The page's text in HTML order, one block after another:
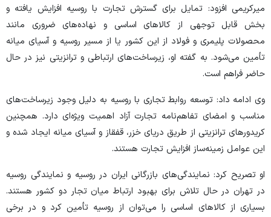
میرکریمی افزود: تمایل برای گسترش تجارت با روسیه افزایش یافته و
بخش قابل توجهی از کالا‌های اساسی و نهاده‌های ضروری مانند
محصولات پلیمری و فولاد از این کشور یا از مسیر روسیه و آسیای میانه
تأمین می‌شود. به گفته او، زیرساخت‌های ارتباطی و ترانزیتی نیز در حال
حاضر فراهم است.
وی ادامه داد: توسعه روابط تجاری با روسیه به دلیل وجود زیرساخت‌های
مناسب و امضای تفاهم‌نامه تجارت آزاد اهمیت ویژه‌ای دارد. همچنین
کریدور‌های ترانزیتی از طریق دریای خزر، قفقاز و آسیای میانه ایجاد شده و
این عوامل زمینه‌ساز افزایش تجارت هستند.
او تصریح کرد: نمایندگی‌های بازرگانی ایران در روسیه و نمایندگی روسیه
در تهران در حال تلاش برای بهبود ارتباط میان تجار دو کشور هستند.
بسیاری از کالا‌های اساسی را می‌توان از روسیه تأمین کرد و در برخی